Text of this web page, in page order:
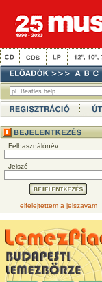
Felhasználónév
Jelszó
elfelejtettem a jelszavam